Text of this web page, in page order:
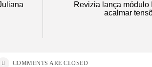
Revizia lança módulo
acalmar
COMMENTS ARE CLOSED